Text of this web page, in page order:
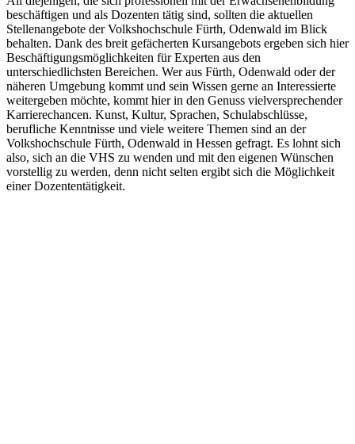
beschäftigen und als Dozenten tätig sind, sollten die aktuellen
Stellenangebote der Volkshochschule Fürth, Odenwald im Blick
behalten. Dank des breit gefächerten Kursangebots ergeben sich hier
Beschäftigungsmöglichkeiten für Experten aus den
unterschiedlichsten Bereichen. Wer aus Fürth, Odenwald oder der
näheren Umgebung kommt und sein Wissen gerne an Interessierte
weitergeben möchte, kommt hier in den Genuss vielversprechender
Karrierechancen. Kunst, Kultur, Sprachen, Schulabschlüsse,
berufliche Kenntnisse und viele weitere Themen sind an der
Volkshochschule Fürth, Odenwald in Hessen gefragt. Es lohnt sich
also, sich an die VHS zu wenden und mit den eigenen Wünschen
vorstellig zu werden, denn nicht selten ergibt sich die Möglichkeit
einer Dozententätigkeit.